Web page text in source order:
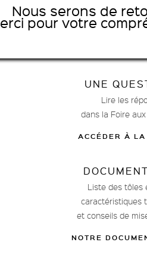
Nous serons de
pour votre T. 03 88
8h-12h et 13h-17h du lundi
UNE
Lire les
dans la Foire
ACCÉDER À LA
Liste des tôles
caractéristiques
et conseils de
NOTRE